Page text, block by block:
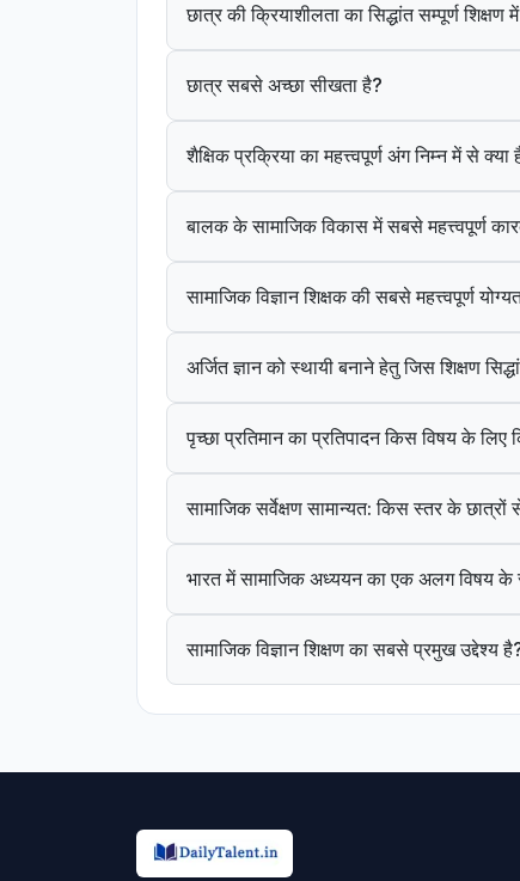
छात्र की क्रियाशीलता का सिद्धांत सम्पूर्ण
छात्र सबसे अच्छा सीखता है?
शैक्षिक प्रक्रिया का महत्त्वपूर्ण अंग निम्न में से क्या
बालक के सामाजिक विकास में सबसे महत्त्वपूर्ण
सामाजिक विज्ञान शिक्षक की सबसे महत्त्वपूर्ण
अर्जित ज्ञान को स्थायी बनाने हेतु जिस शिक्षण
पृच्छा प्रतिमान का प्रतिपादन किस विषय के लिए
सामाजिक सर्वेक्षण सामान्यत: किस स्तर के छात्रों
भारत में सामाजिक अध्ययन का एक अलग विषय
सामाजिक विज्ञान शिक्षण का सबसे प्रमुख उद्देश्य